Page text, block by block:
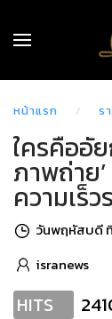
หน้าแรก ร
ใครคืออั
ภาพถ่าย
ความเร็
วันพฤหัสบดี
isranews
HITS